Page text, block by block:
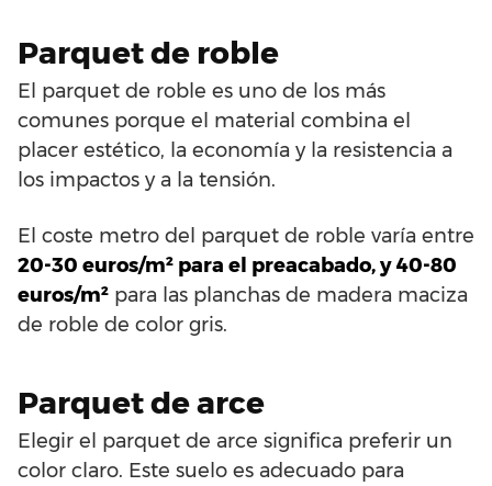
Parquet de roble
El parquet de roble es uno de los más
comunes porque el material combina el
placer estético, la economía y la resistencia a
los impactos y a la tensión.
El coste metro del parquet de roble varía entre
20-30 euros/m² para el preacabado, y 40-80
euros/m² para las planchas de madera maciza
de roble de color gris.
Parquet de arce
Elegir el parquet de arce significa preferir un
color claro. Este suelo es adecuado para